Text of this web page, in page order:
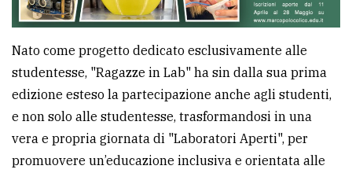
Cookie
policy
Nato come progetto dedicato esclusivamente alle
studentesse, "Ragazze in Lab" ha sin dalla sua prima
edizione esteso la partecipazione anche agli studenti,
e non solo alle studentesse, trasformandosi in una
vera e propria giornata di "Laboratori Aperti", per
promuovere un’educazione inclusiva e orientata alle